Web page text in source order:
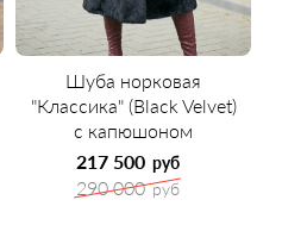
Шуба норковая
"Классика" (Black Velvet)
с капюшоном
217 500 руб
290 000 руб